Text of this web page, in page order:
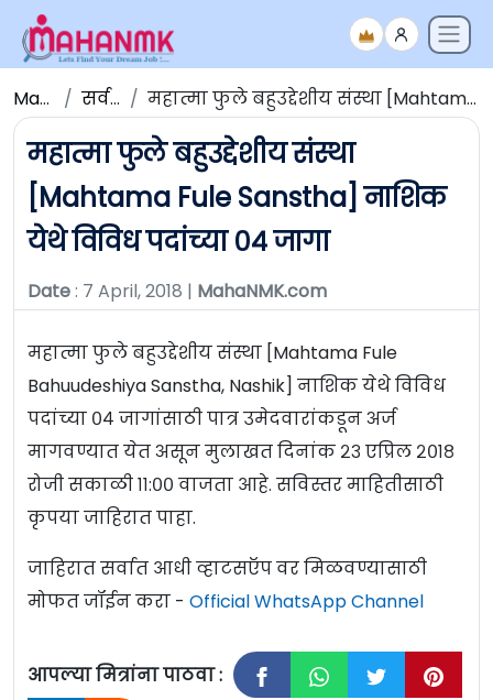
Maha NMK सर्व जाहिराती महात्मा फुले बहुउद्देशीय संस्था [Mahtama Fule Sanstha] नाशिक येथे विविध पदांच्या ०४ जागा
महात्मा फुले बहुउद्देशीय संस्था
[Mahtama Fule Sanstha] नाशिक
येथे विविध पदांच्या ०४ जागा
Date: 7 April, 2018 | MahaNMK.com
महात्मा फुले बहुउद्देशीय संस्था [Mahtama Fule
Bahuudeshiya Sanstha, Nashik] नाशिक येथे विविध
पदांच्या ०४ जागांसाठी पात्र उमेदवारांकडून अर्ज
मागवण्यात येत असून मुलाखत दिनांक २३ एप्रिल २०१८
रोजी सकाळी ११:०० वाजता आहे. सविस्तर माहितीसाठी
कृपया जाहिरात पाहा.
जाहिरात सर्वात आधी व्हाटसऍप वर मिळवण्यासाठी
मोफत जॉईन करा - Official WhatsApp Channel
आपल्या मित्रांना पाठवा :